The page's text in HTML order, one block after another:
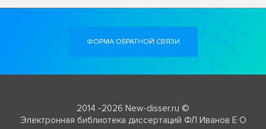
ФОРМА ОБРАТНОЙ СВЯЗИ
2014 -2026 New-disser.ru ©
Электронная библиотека диссертаций ФЛ Иванов Е О